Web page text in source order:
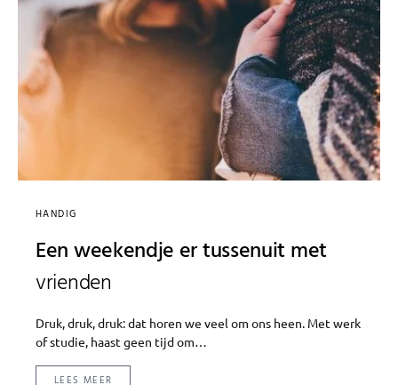
HANDIG
Een weekendje er tussenuit met
vrienden
Druk, druk, druk: dat horen we veel om ons heen. Met werk
of studie, haast geen tijd om…
LEES MEER